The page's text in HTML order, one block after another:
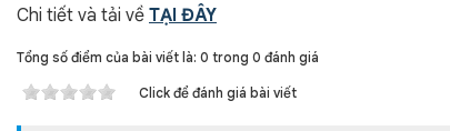
Chi tiết và tải về TẠI ĐÂY
Tổng số điểm của bài viết là: 0 trong 0 đánh giá
Click để đánh giá bài viết